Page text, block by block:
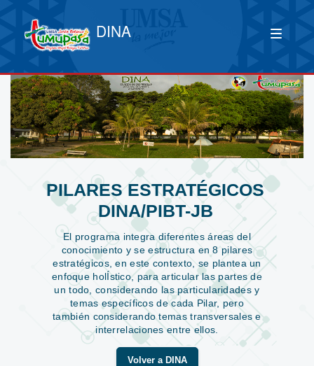
DINA
PILARES ESTRATÉGICOS
DINA/PIBT-JB
El programa integra diferentes áreas del
conocimiento y se estructura en 8 pilares
estratégicos, en este contexto, se plantea un
enfoque holÍstico, para articular las partes de
un todo, considerando las particularidades y
temas específicos de cada Pilar, pero
también considerando temas transversales e
interrelaciones entre ellos.
Volver a DINA